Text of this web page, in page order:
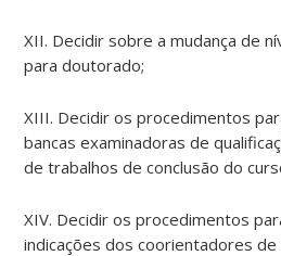
XII. Decidir sobre a mudança de
para doutorado;
XIII. Decidir os procedimentos
bancas examinadoras de
de trabalhos de conclusão do
XIV. Decidir os procedimentos
indicações dos coorientadores